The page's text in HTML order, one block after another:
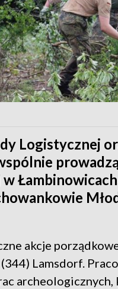
Logistycznej
akcje
Lamsdorf.